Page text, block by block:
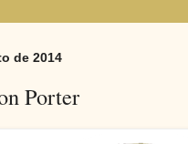
de 2014
Porter